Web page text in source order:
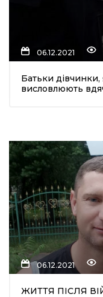
06.12.2021
Батьки
висловлюють
06.12.2021
ЖИТТЯ ПІСЛЯ